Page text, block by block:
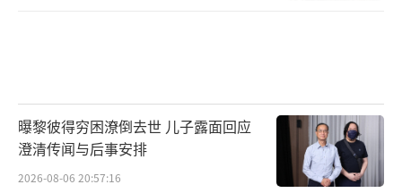
曝黎彼得穷困潦倒去世 儿子露面回应
澄清传闻与后事安排
2026-08-06 20:57:16